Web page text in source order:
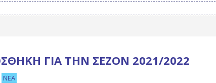
ΓΙΑ ΤΗΝ ΣΕΖΟΝ 2021/2022
ΝΈΑ